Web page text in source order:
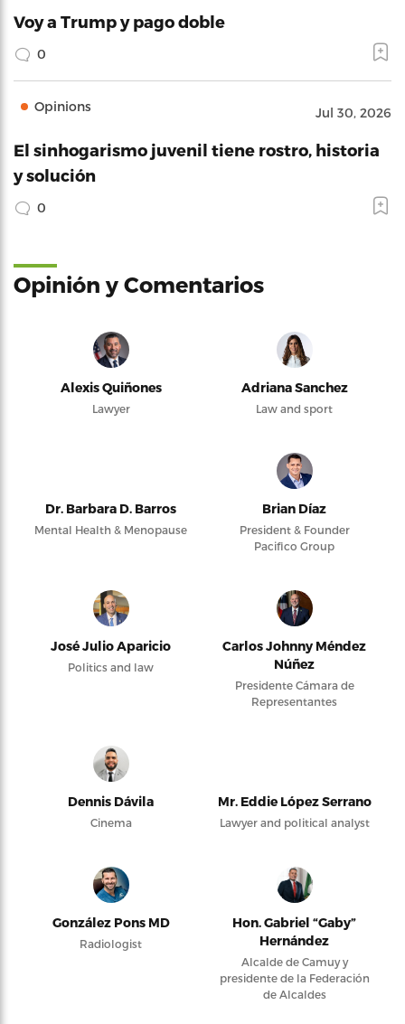
Voy a Trump y pago doble
0
Opinions Jul 30, 2026
El sinhogarismo juvenil tiene rostro, historia
y solución
0
Opinión y Comentarios
Alexis Quiñones
Lawyer
Adriana Sanchez
Law and sport
Dr. Barbara D. Barros
Mental Health & Menopause
Brian Díaz
President & Founder
Pacifico Group
José Julio Aparicio
Politics and law
Carlos Johnny Méndez
Núñez
Presidente Cámara de
Representantes
Dennis Dávila
Cinema
Mr. Eddie López Serrano
Lawyer and political analyst
González Pons MD
Radiologist
Hon. Gabriel “Gaby”
Hernández
Alcalde de Camuy y
presidente de la Federación
de Alcaldes